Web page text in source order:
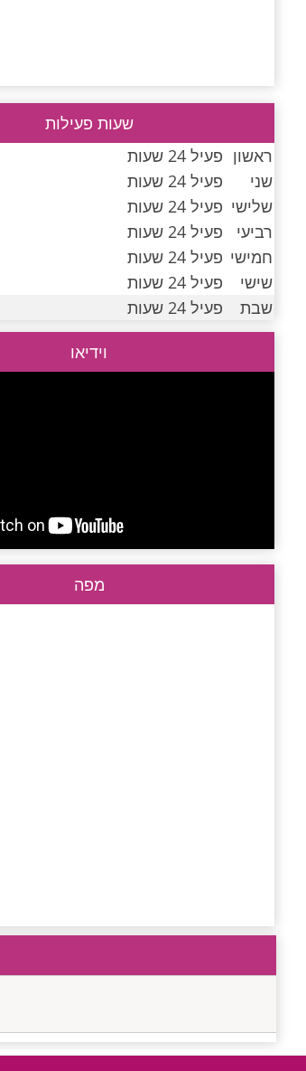
שעות פעילות
ראשון פעיל 24 שעות
שני
פעיל 24 שעות
שלישי פעיל 24 שעות
רביעי
פעיל 24 שעות
חמישי פעיל 24 שעות
שישי
פעיל 24 שעות
שבת
פעיל 24 שעות
וידיאו
מפה